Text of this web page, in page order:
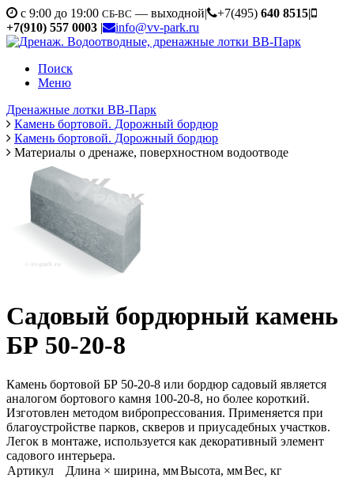
c 9:00 до 19:00 СБ-ВС — выходной| +7(495) 640 8515|
+7(910) 557 0003 | info@vv-park.ru
Поиск
Меню
Дренажные лотки ВВ-Парк
Камень бортовой. Дорожный бордюр
Камень бортовой. Дорожный бордюр
Материалы о дренаже, поверхностном водоотводе
Садовый бордюрный камень
БР 50-20-8
Камень бортовой БР 50-20-8 или бордюр садовый является
аналогом бортового камня 100-20-8, но более короткий.
Изготовлен методом вибропрессования. Применяется при
благоустройстве парков, скверов и приусадебных участков.
Легок в монтаже, используется как декоративный элемент
садового интерьера.
Артикул
Длина × ширина, ммВысота, ммВес, кг